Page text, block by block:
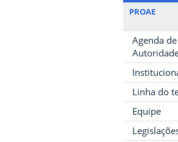
PROAE
Agenda de
Linha do
Equipe